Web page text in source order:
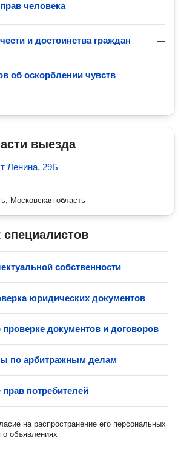
—
человека
—
и достоинства граждан
—
об оскорблении чувств
выезда
Ленина, 29Б
Московская область
специалистов
собственности
юридических документов
документов и договоров
по арбитражным делам
потребителей
на распространение его персональных
объявлениях